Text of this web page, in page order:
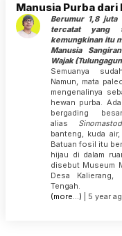
Manusia Purba dari
Berumur 1,8 juta
tercatat yang
kemungkinan itu
Manusia
Wajak
Semuanya
Namun, mata
mengenalinya
hewan purba.
bergading
alias
banteng, kuda
Batuan fosil itu
hijau di dalam
disebut Museum
Desa Kalierang,
Tengah.
(more…) | 5 year